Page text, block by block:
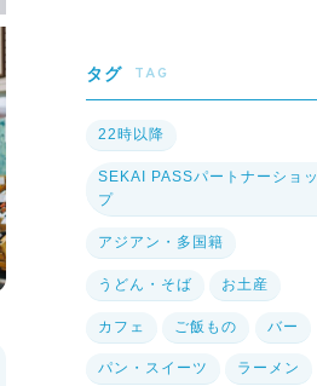
タグ TAG
22時以降
SEKAI PASSパートナーショッ
プ
アジアン・多国籍
うどん・そば お土産
カフェ ご飯もの バー
パン・スイーツ ラーメン